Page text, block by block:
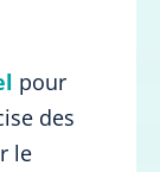
pour
des
le